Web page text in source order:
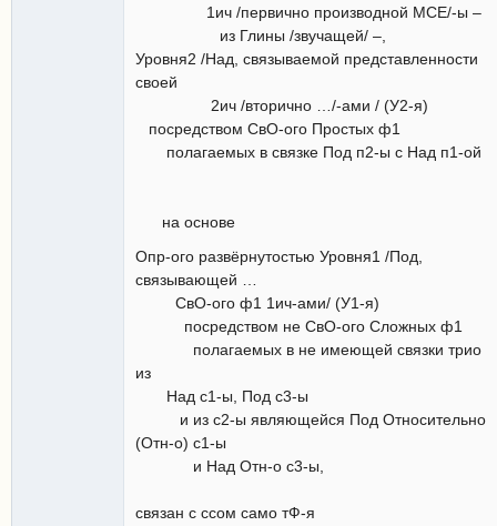
1ич /первично производной МСЕ/-ы –
из Глины /звучащей/ –,
Уровня2 /Над, связываемой представленности
своей
2ич /вторично …/-ами / (У2-я)
посредством СвО-ого Простых ф1
полагаемых в связке Под п2-ы с Над п1-ой
на основе
Опр-ого развёрнутостью Уровня1 /Под,
связывающей …
СвО-ого ф1 1ич-ами/ (У1-я)
посредством не СвО-ого Сложных ф1
полагаемых в не имеющей связки трио
из
Над с1-ы, Под с3-ы
и из с2-ы являющейся Под Относительно
(Отн-о) с1-ы
и Над Отн-о с3-ы,
связан с ссом само тФ-я